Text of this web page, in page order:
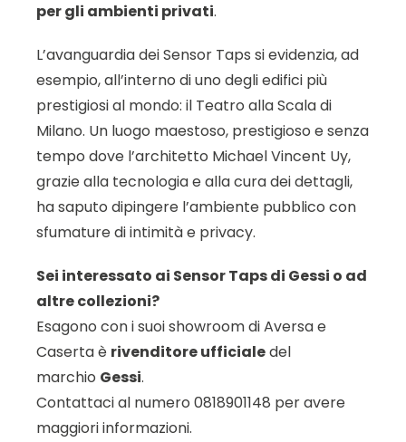
per gli ambienti privati.
L’avanguardia dei Sensor Taps si evidenzia, ad
esempio, all’interno di uno degli edifici più
prestigiosi al mondo: il Teatro alla Scala di
Milano. Un luogo maestoso, prestigioso e senza
tempo dove l’architetto Michael Vincent Uy,
grazie alla tecnologia e alla cura dei dettagli,
ha saputo dipingere l’ambiente pubblico con
sfumature di intimità e privacy.
Sei interessato ai Sensor Taps di Gessi o ad
altre collezioni?
Esagono con i suoi showroom di Aversa e
Caserta è rivenditore ufficialedel
marchio Gessi.
Contattaci al numero 0818901148 per avere
maggiori informazioni.